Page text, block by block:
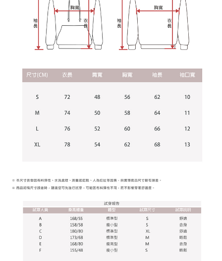
１．透過由恩沛科技股份有限公司提供之「AFTEE先享後付」服務完成之交
易，需依本服務之必要範圍內提供個人資料，並將交易相關給付款項請求債
權轉讓予恩沛科技股份有限公司。
２．關於個人資料處理事宜，請瀏覽以下網址：
「AFTEE先享後付」，若未經同意申辦者引起之損失，本公司不負相關責
時審查核予不同之上限額度；若仍有額度不足之情形，本公司將視審查結果
５．嚴禁一人註冊多個帳號或使用他人資訊註冊。若發現惡意使用之情形，
每筆NT$65，滿NT$899(含以上)免運費